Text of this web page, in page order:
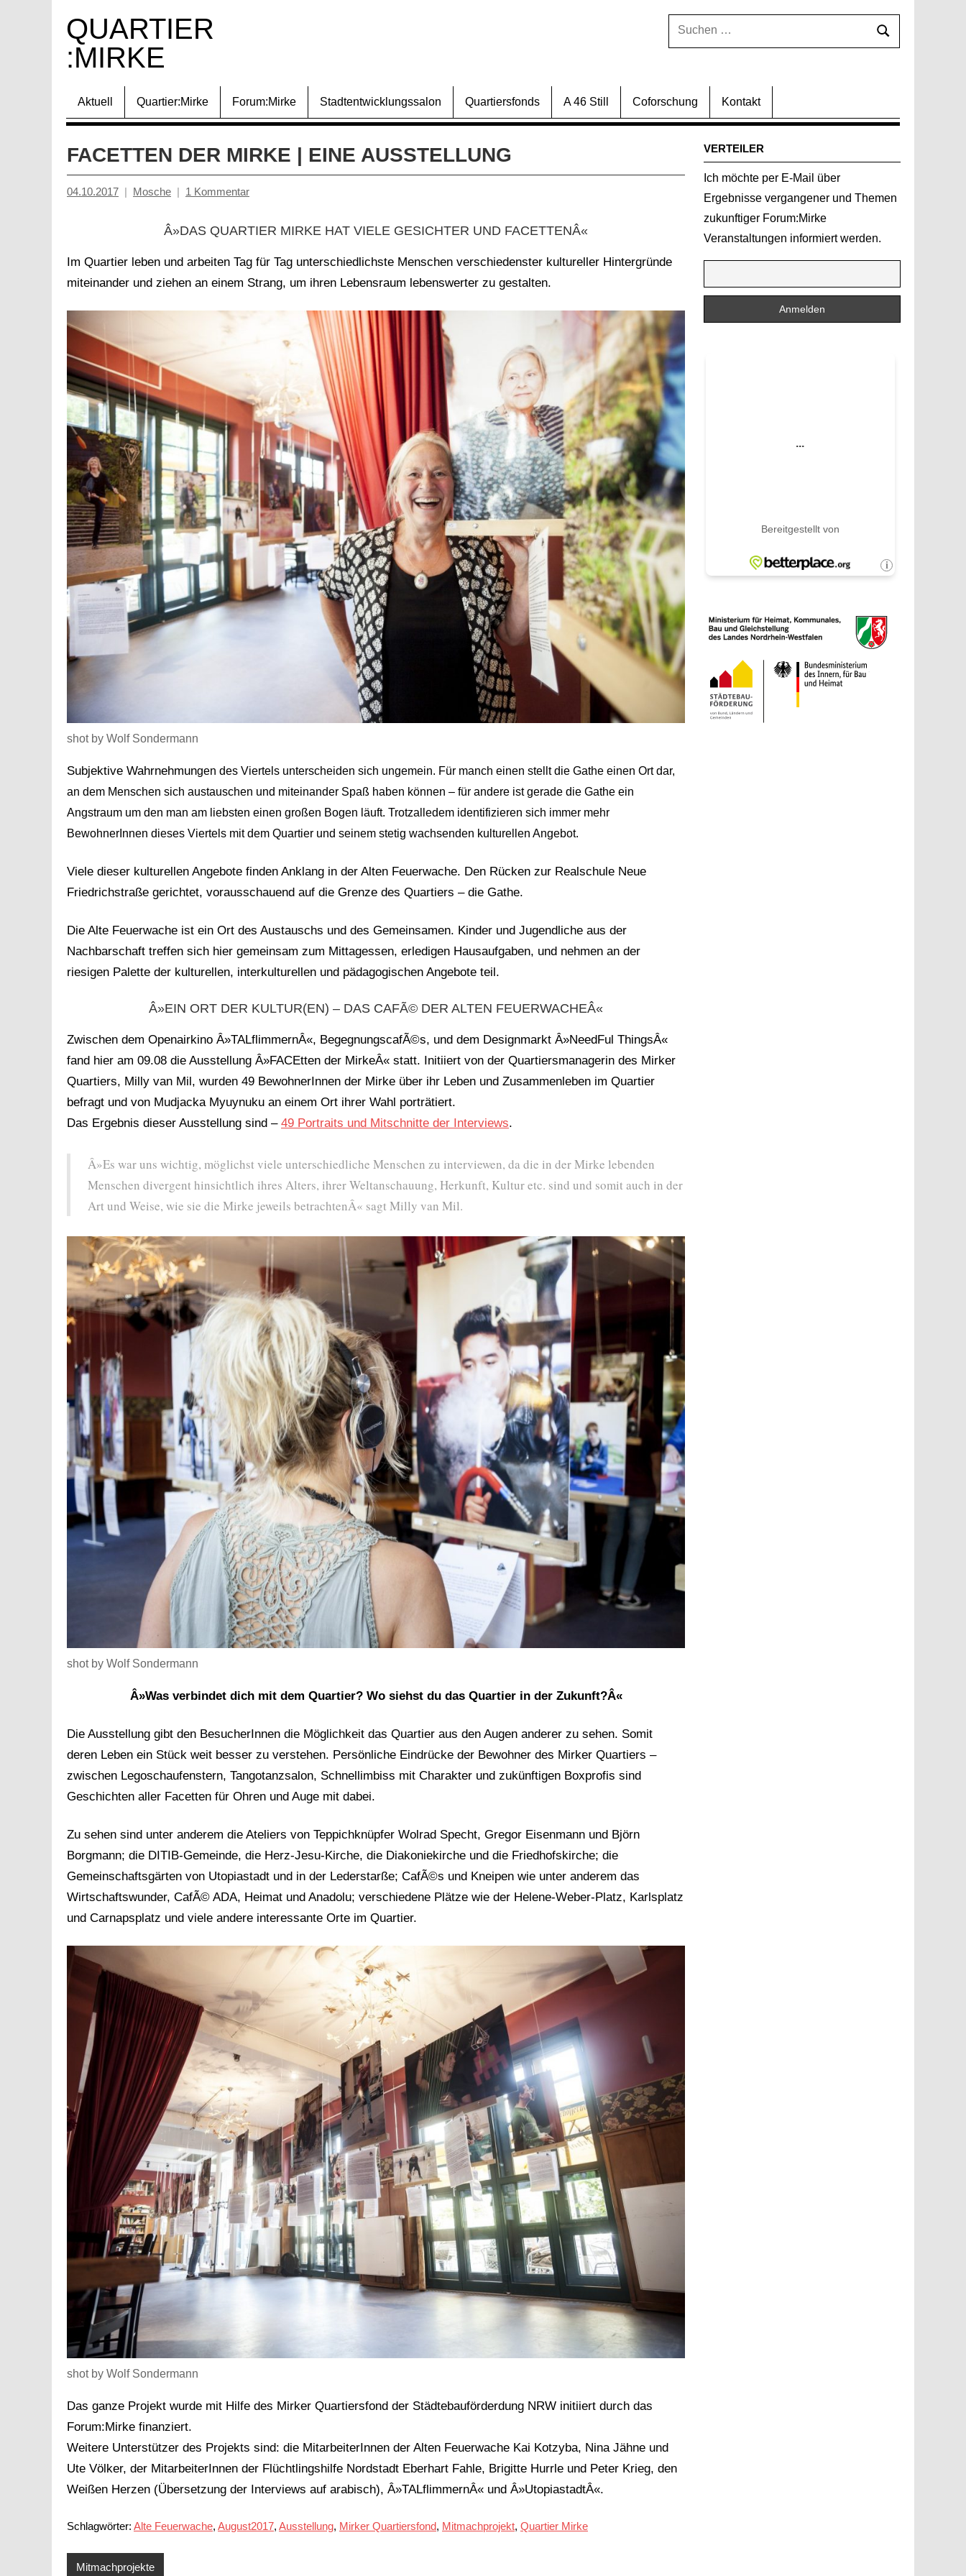
Inhalt
springen
QUARTIER
:MIRKE
Suchen
Suchen
Aktuell Quartier:Mirke Forum:Mirke Stadtentwicklungssalon Quartiersfonds A 46 Still Coforschung Kontakt
FACETTEN DER MIRKE | EINE AUSSTELLUNG
04.10.2017 Mosche 1 Kommentar
Â»DAS QUARTIER MIRKE HAT VIELE GESICHTER UND FACETTENÂ«
Im Quartier leben und arbeiten Tag für Tag unterschiedlichste Menschen verschiedenster kultureller Hintergründe
miteinander und ziehen an einem Strang, um ihren Lebensraum lebenswerter zu gestalten.
shot by Wolf Sondermann
Subjektive Wahrnehmungen des Viertels unterscheiden sich ungemein. Für manch einen stellt die Gathe einen Ort dar,
an dem Menschen sich austauschen und miteinander Spaß haben können – für andere ist gerade die Gathe ein
Angstraum um den man am liebsten einen großen Bogen läuft. Trotzalledem identifizieren sich immer mehr
BewohnerInnen dieses Viertels mit dem Quartier und seinem stetig wachsenden kulturellen Angebot.
Viele dieser kulturellen Angebote finden Anklang in der Alten Feuerwache. Den Rücken zur Realschule Neue
Friedrichstraße gerichtet, vorausschauend auf die Grenze des Quartiers – die Gathe.
Die Alte Feuerwache ist ein Ort des Austauschs und des Gemeinsamen. Kinder und Jugendliche aus der
Nachbarschaft treffen sich hier gemeinsam zum Mittagessen, erledigen Hausaufgaben, und nehmen an der
riesigen Palette der kulturellen, interkulturellen und pädagogischen Angebote teil.
Â»EIN ORT DER KULTUR(EN) – DAS CAFÃ© DER ALTEN FEUERWACHEÂ«
Zwischen dem Openairkino Â»TALflimmernÂ«, BegegnungscafÃ©s, und dem Designmarkt Â»NeedFul ThingsÂ«
fand hier am 09.08 die Ausstellung Â»FACEtten der MirkeÂ« statt. Initiiert von der Quartiersmanagerin des Mirker
Quartiers, Milly van Mil, wurden 49 BewohnerInnen der Mirke über ihr Leben und Zusammenleben im Quartier
befragt und von Mudjacka Myuynuku an einem Ort ihrer Wahl porträtiert.
Das Ergebnis dieser Ausstellung sind – 49 Portraits und Mitschnitte der Interviews.
Â»Es war uns wichtig, möglichst viele unterschiedliche Menschen zu interviewen, da die in der Mirke lebenden
Menschen divergent hinsichtlich ihres Alters, ihrer Weltanschauung, Herkunft, Kultur etc. sind und somit auch in der
Art und Weise, wie sie die Mirke jeweils betrachtenÂ« sagt Milly van Mil.
shot by Wolf Sondermann
Â»Was verbindet dich mit dem Quartier? Wo siehst du das Quartier in der Zukunft?Â«
Die Ausstellung gibt den BesucherInnen die Möglichkeit das Quartier aus den Augen anderer zu sehen. Somit
deren Leben ein Stück weit besser zu verstehen. Persönliche Eindrücke der Bewohner des Mirker Quartiers –
zwischen Legoschaufenstern, Tangotanzsalon, Schnellimbiss mit Charakter und zukünftigen Boxprofis sind
Geschichten aller Facetten für Ohren und Auge mit dabei.
Zu sehen sind unter anderem die Ateliers von Teppichknüpfer Wolrad Specht, Gregor Eisenmann und Björn
Borgmann; die DITIB-Gemeinde, die Herz-Jesu-Kirche, die Diakoniekirche und die Friedhofskirche; die
Gemeinschaftsgärten von Utopiastadt und in der Lederstarße; CafÃ©s und Kneipen wie unter anderem das
Wirtschaftswunder, CafÃ© ADA, Heimat und Anadolu; verschiedene Plätze wie der Helene-Weber-Platz, Karlsplatz
und Carnapsplatz und viele andere interessante Orte im Quartier.
shot by Wolf Sondermann
Das ganze Projekt wurde mit Hilfe des Mirker Quartiersfond der Städtebauförderdung NRW initiiert durch das
Forum:Mirke finanziert.
Weitere Unterstützer des Projekts sind: die MitarbeiterInnen der Alten Feuerwache Kai Kotzyba, Nina Jähne und
Ute Völker, der MitarbeiterInnen der Flüchtlingshilfe Nordstadt Eberhart Fahle, Brigitte Hurrle und Peter Krieg, den
Weißen Herzen (Übersetzung der Interviews auf arabisch), Â»TALflimmernÂ« und Â»UtopiastadtÂ«.
Schlagwörter: Alte Feuerwache, August2017, Ausstellung, Mirker Quartiersfond, Mitmachprojekt, Quartier Mirke
Mitmachprojekte
VERTEILER
Ich möchte per E-Mail über
Ergebnisse vergangener und Themen
zukunftiger Forum:Mirke
Veranstaltungen informiert werden.